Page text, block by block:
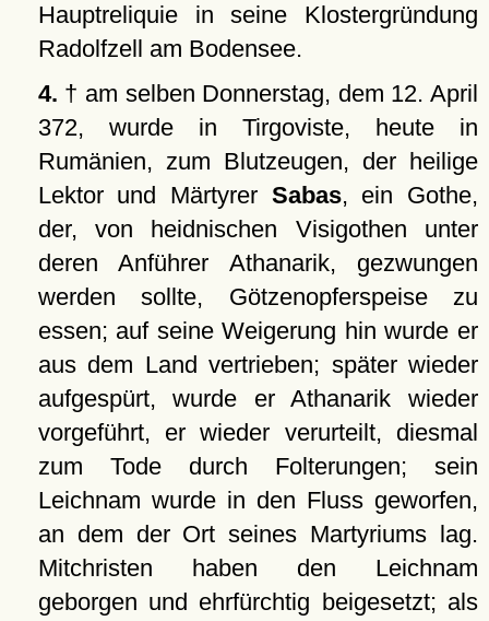
Hauptreliquie in seine Klostergründung
Radolfzell am Bodensee.
4. † am selben Donnerstag, dem 12. April
372, wurde in Tirgoviste, heute in
Rumänien, zum Blutzeugen, der heilige
Lektor und Märtyrer Sabas, ein Gothe,
der, von heidnischen Visigothen unter
deren Anführer Athanarik, gezwungen
werden sollte, Götzenopferspeise zu
essen; auf seine Weigerung hin wurde er
aus dem Land vertrieben; später wieder
aufgespürt, wurde er Athanarik wieder
vorgeführt, er wieder verurteilt, diesmal
zum Tode durch Folterungen; sein
Leichnam wurde in den Fluss geworfen,
an dem der Ort seines Martyriums lag.
Mitchristen haben den Leichnam
geborgen und ehrfürchtig beigesetzt; als